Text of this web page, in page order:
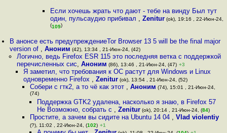
Если хочешь жрать что дают - тебе на винду Был тут
один, пульсаудио прибивал ,Zenitur (ok), 19:16 , 22-Июн-24,
(109)
В анонсе есть предупреждениеTor Browser 13 5 will be the final major
version of ,Аноним (42), 13:34 , 21-Июн-24, (42)
Логично, ведь Firefox ESR 115 это последняя ветка с поддержкой
перечисленных сис, Аноним (86), 13:46 , 21-Июн-24, (47) +3
Я заметил, что требования к ОС растут для Windows и Linux
одновременно Firefox , Zenitur(ok), 13:54 , 21-Июн-24, (52)
Собери с гтк2, а то чё как этот ,Аноним (74), 15:01 , 21-Июн-24,
(74)
Поддержка GTK2 удалена, насколько я знаю, в Firefox 57
Не Возможно, собрать с , Zenitur(ok), 20:14 , 21-Июн-24, (84)
Простите, а зачем вы сидите на Ubuntu 14 04 ,Vlad violentiy
(?), 11:02 , 22-Июн-24, (102) +1